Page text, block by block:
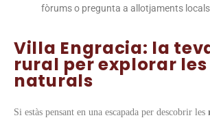
fòrums o pregunta a allotjaments
Villa Engracia: la
rural per explorar
naturals
Si estàs pensant en una escapada per descobrir les